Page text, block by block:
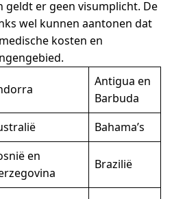
geldt er geen visumplicht. De
wel kunnen aantonen dat
kosten en
Antigua en
Barbuda
Bahama’s
en
Brazilië